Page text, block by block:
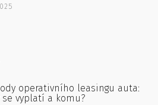
operativního leasingu auta:
se vyplatí a komu?